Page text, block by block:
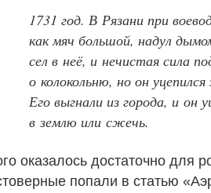
1731 год. В Рязани при
как мяч большой, надул
сел в неё, и нечистая сила
о колокольню, но он
Его выгнали из города, и он
в землю или сжечь.
оказалось достаточно для
попали в статью